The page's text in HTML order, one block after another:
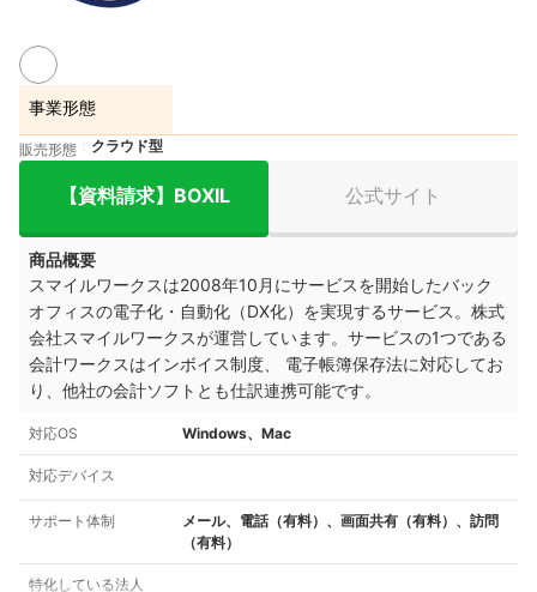
事業形態
販売形態 クラウド型
【資料請求】BOXIL 公式サイト
商品概要
スマイルワークスは2008年10月にサービスを開始したバック
オフィスの電子化・自動化（DX化）を実現するサービス。株式
会社スマイルワークスが運営しています。サービスの1つである
会計ワークスはインボイス制度、 電子帳簿保存法に対応してお
り、他社の会計ソフトとも仕訳連携可能です。
対応OS Windows、Mac
対応デバイス
サポート体制
メール、電話（有料）、画面共有（有料）、訪問
（有料）
特化している法人